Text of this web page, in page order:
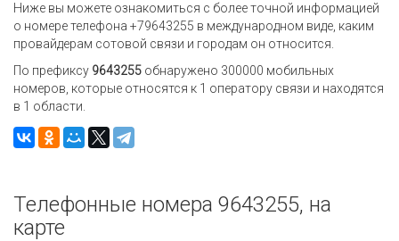
Ниже вы можете ознакомиться с более точной информацией
о номере телефона +79643255 в международном виде, каким
провайдерам сотовой связи и городам он относится.
По префиксу 9643255 обнаружено 300000 мобильных
номеров, которые относятся к 1 оператору связи и находятся
в 1 области.
Телефонные номера 9643255, на
карте